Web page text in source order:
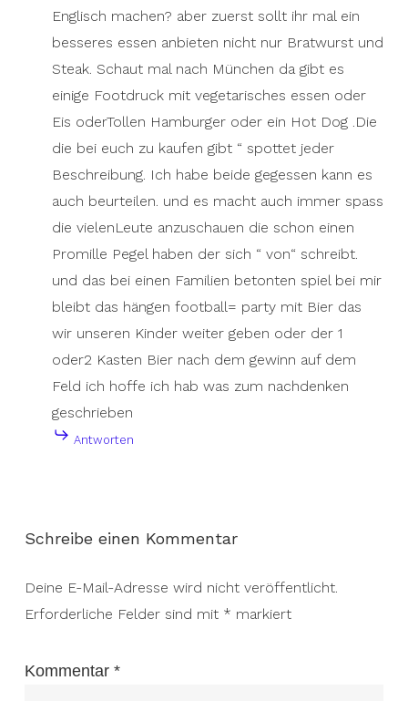
Englisch machen? aber zuerst sollt ihr mal ein
besseres essen anbieten nicht nur Bratwurst und
Steak. Schaut mal nach München da gibt es
einige Footdruck mit vegetarisches essen oder
Eis oderTollen Hamburger oder ein Hot Dog .Die
die bei euch zu kaufen gibt “ spottet jeder
Beschreibung. Ich habe beide gegessen kann es
auch beurteilen. und es macht auch immer spass
die vielenLeute anzuschauen die schon einen
Promille Pegel haben der sich “ von“ schreibt.
und das bei einen Familien betonten spiel bei mir
bleibt das hängen football= party mit Bier das
wir unseren Kinder weiter geben oder der 1
oder2 Kasten Bier nach dem gewinn auf dem
Feld ich hoffe ich hab was zum nachdenken
geschrieben
Antworten
Schreibe einen Kommentar
Deine E-Mail-Adresse wird nicht veröffentlicht.
Erforderliche Felder sind mit * markiert
Kommentar *